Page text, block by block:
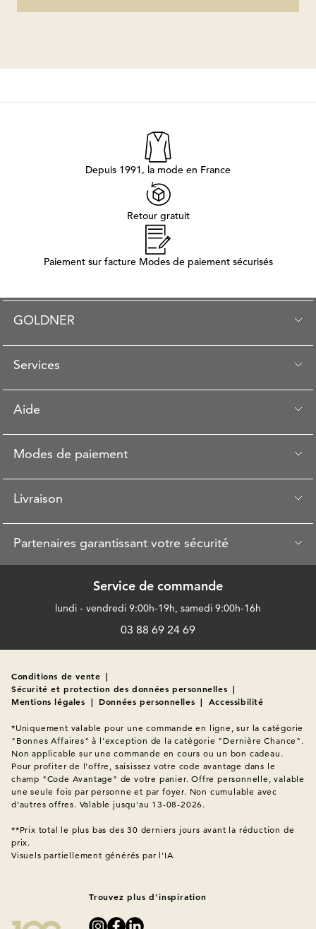
Depuis 1991, la mode en France
Retour gratuit
Paiement sur facture Modes de paiement sécurisés
GOLDNER
Services
Aide
Modes de paiement
Livraison
Partenaires garantissant votre sécurité
Service de commande
lundi - vendredi 9:00h-19h, samedi 9:00h-16h
03 88 69 24 69
Conditions de vente |
Sécurité et protection des données personnelles |
Mentions légales | Données personnelles | Accessibilité
*Uniquement valable pour une commande en ligne, sur la catégorie
"Bonnes Affaires" à l'exception de la catégorie "Dernière Chance".
Non applicable sur une commande en cours ou un bon cadeau.
Pour profiter de l'offre, saisissez votre code avantage dans le
champ "Code Avantage" de votre panier. Offre personnelle, valable
une seule fois par personne et par foyer. Non cumulable avec
d'autres offres. Valable jusqu'au 13-08-2026.
**Prix total le plus bas des 30 derniers jours avant la réduction de
Visuels partiellement générés par l'IA
Trouvez plus d'inspiration